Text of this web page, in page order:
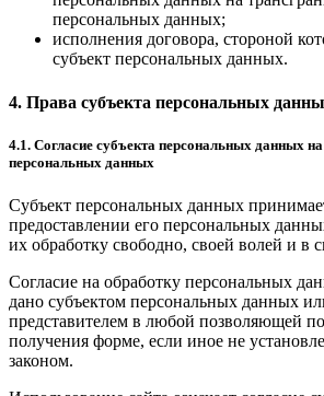
персональных данных;
исполнения договора, стороной
субъект персональных данных.
4. Права субъекта персональных
4.1. Согласие субъекта персональных данных
персональных данных
Субъект персональных данных
предоставлении его персональных
их обработку свободно, своей волей и в
Согласие на обработку персональных
дано субъектом персональных данных
представителем в любой позволяющей
получения форме, если иное не
законом.